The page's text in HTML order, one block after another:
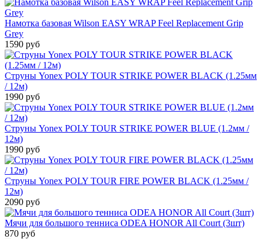
Намотка базовая Wilson EASY WRAP Feel Replacement Grip
Grey
1590 руб
Струны Yonex POLY TOUR STRIKE POWER BLACK (1.25мм
/ 12м)
1990 руб
Струны Yonex POLY TOUR STRIKE POWER BLUE (1.2мм /
12м)
1990 руб
Струны Yonex POLY TOUR FIRE POWER BLACK (1.25мм /
12м)
2090 руб
Мячи для большого тенниса ODEA HONOR All Court (3шт)
870 руб